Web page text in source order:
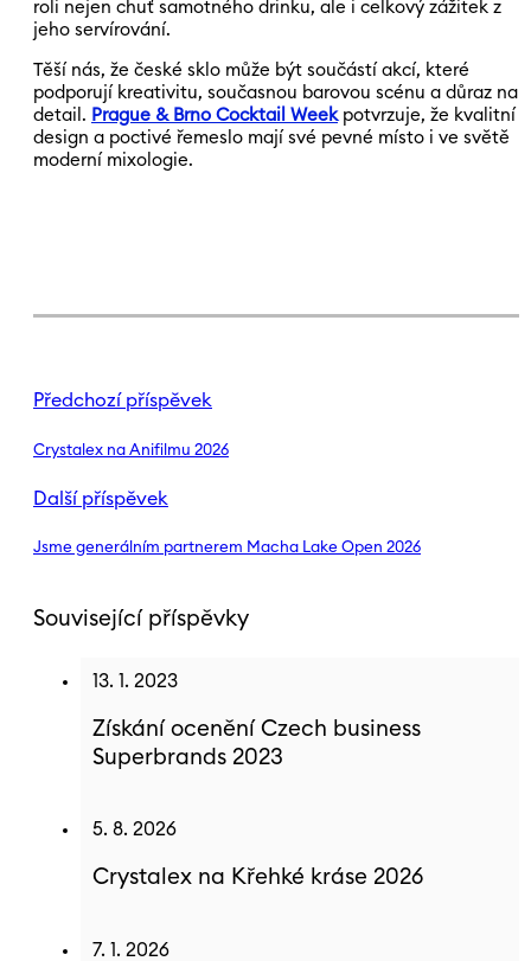
roli nejen chuť samotného drinku, ale i celkový zážitek z
jeho servírování.
Těší nás, že české sklo může být součástí akcí, které
podporují kreativitu, současnou barovou scénu a důraz na
detail. Prague & Brno Cocktail Weekpotvrzuje, že kvalitní
design a poctivé řemeslo mají své pevné místo i ve světě
moderní mixologie.
Předchozí příspěvek
Crystalex na Anifilmu 2026
Další příspěvek
Jsme generálním partnerem Macha Lake Open 2026
Související příspěvky
13. 1. 2023
Získání ocenění Czech business
Superbrands 2023
5. 8. 2026
Crystalex na Křehké kráse 2026
7. 1. 2026